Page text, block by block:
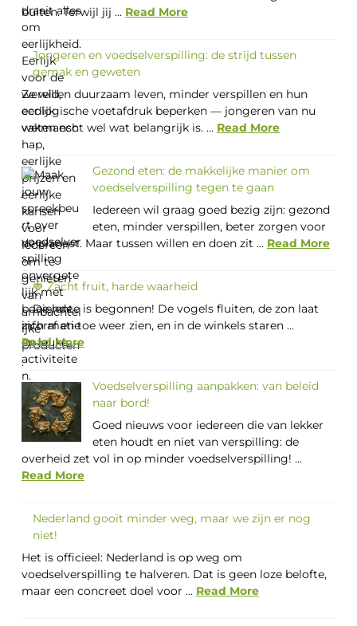
buiten. Terwijl jij ... Read More
Jongeren en voedselverspilling: de strijd tussen
gemak en geweten
Ze willen duurzaam leven, minder verspillen en hun
ecologische voetafdruk beperken — jongeren van nu
weten echt wel wat belangrijk is. ... Read More
Gezond eten: de makkelijke manier om
voedselverspilling tegen te gaan
Iedereen wil graag goed bezig zijn: gezond
eten, minder verspillen, beter zorgen voor
de planeet. Maar tussen willen en doen zit ... Read More
🍓 Zacht fruit, harde waarheid
De lente is begonnen! De vogels fluiten, de zon laat
zich af en toe weer zien, en in de winkels staren ...
Read More
Voedselverspilling aanpakken: van beleid
naar bord!
Goed nieuws voor iedereen die van lekker
eten houdt en niet van verspilling: de
overheid zet vol in op minder voedselverspilling! ...
Read More
Nederland gooit minder weg, maar we zijn er nog
niet!
Het is officieel: Nederland is op weg om
voedselverspilling te halveren. Dat is geen loze belofte,
maar een concreet doel voor ... Read More